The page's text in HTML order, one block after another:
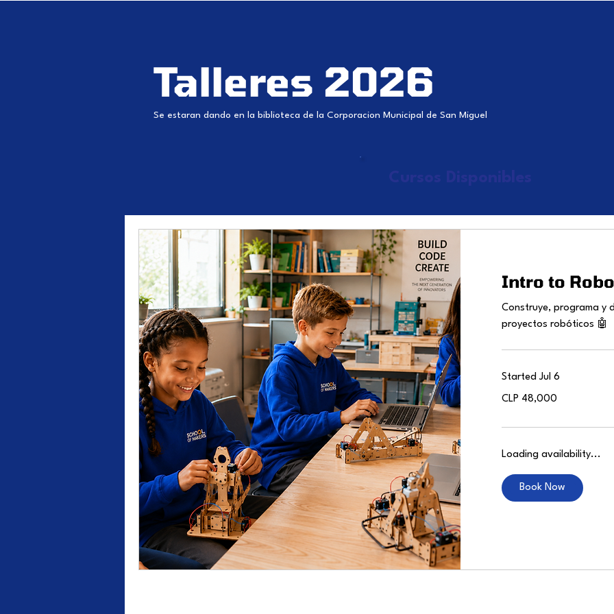
Se estaran dando en la biblioteca de la Corporacion Municipal de San Miguel
Talleres 2026
Intro to
Construye, programa y
proyectos robóticos 🤖
Started Jul 6
Chilean
CLP 48,000
Loading availability...
Book Now